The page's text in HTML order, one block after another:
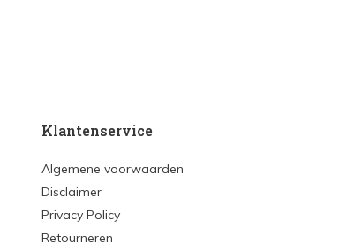
Klantenservice
Algemene voorwaarden
Disclaimer
Privacy Policy
Retourneren